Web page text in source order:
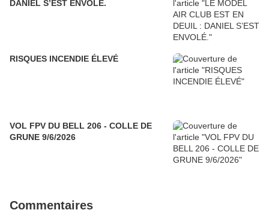
DANIEL S’EST ENVOLÉ.
RISQUES INCENDIE ÉLEVÉ
VOL FPV DU BELL 206 - COLLE DE
GRUNE 9/6/2026
Commentaires